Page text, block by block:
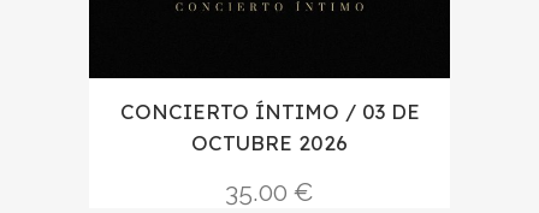
CONCIERTO ÍNTIMO / 03 DE
OCTUBRE 2026
35.00 €